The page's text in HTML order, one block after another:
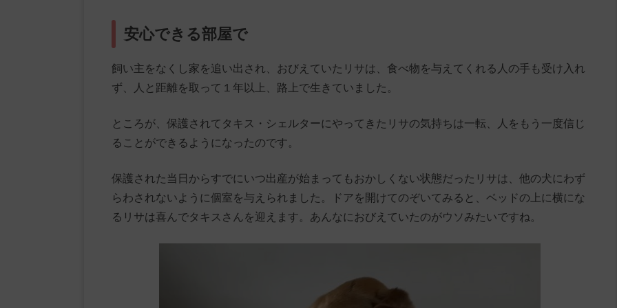
安心できる部屋で
飼い主をなくし家を追い出され、おびえていたリサは、食べ物を与えてくれる人の手も受け入れ
ず、人と距離を取って１年以上、路上で生きていました。
ところが、保護されてタキス・シェルターにやってきたリサの気持ちは一転、人をもう一度信じ
ることができるようになったのです。
保護された当日からすでにいつ出産が始まってもおかしくない状態だったリサは、他の犬にわず
らわされないように個室を与えられました。ドアを開けてのぞいてみると、ベッドの上に横にな
るリサは喜んでタキスさんを迎えます。あんなにおびえていたのがウソみたいですね。